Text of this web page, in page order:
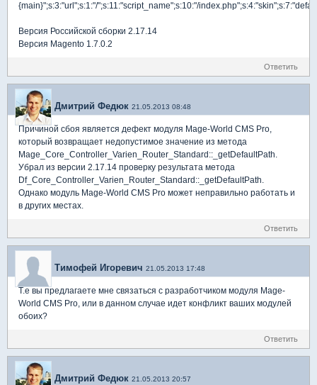
{main}";s:3:"url";s:1:"/";s:11:"script_name";s:10:"/
Версия Российской сборки 2.17.14
Версия Magento 1.7.0.2
Ответить
Дмитрий Федюк 21.05.2013 08:48
Причиной сбоя является дефект модуля Mage-World CMS Pro,
который возвращает недопустимое значение из метода
Mage_Core_Controller_Varien_Router_Standard::_getDefaultPath.
Убрал из версии 2.17.14 проверку результата метода
Df_Core_Controller_Varien_Router_Standard::_getDefaultPath.
Однако модуль Mage-World CMS Pro может неправильно работать и
в других местах.
Ответить
Тимофей Игоревич 21.05.2013 17:48
Т.е вы предлагаете мне связаться с разработчиком модуля Mage-
World CMS Pro, или в данном случае идет конфликт ваших модулей
обоих?
Ответить
Дмитрий Федюк 21.05.2013 20:57